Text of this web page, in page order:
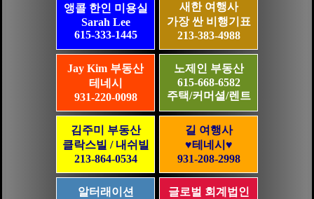
앵콜 한인 미용실
Sarah Lee
615-333-1445
새한 여행사
가장 싼 비행기표
213-383-4988
Jay Kim 부동산
테네시
931-220-0098
노제인 부동산
615-668-6582
주택/커머셜/렌트
김주미 부동산
클락스빌 / 내쉬빌
213-864-0534
길 여행사
♥테네시♥
931-208-2998
알터래이션
글로벌 회계법인